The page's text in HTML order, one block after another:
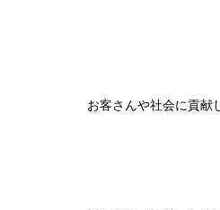
お客さんや社会に貢献